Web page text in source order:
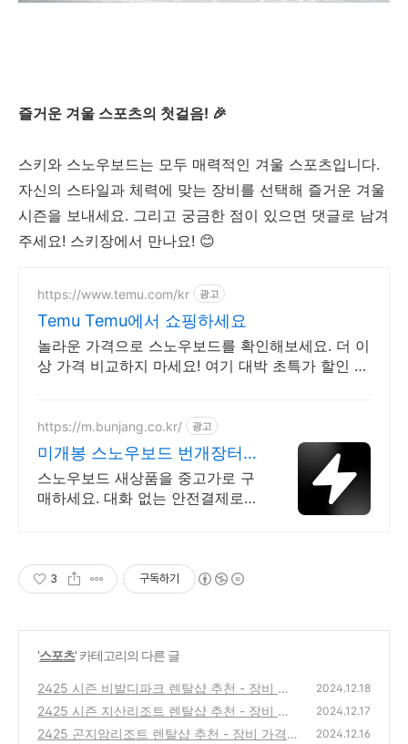
즐거운 겨울 스포츠의 첫걸음! 🎉
스키와 스노우보드는 모두 매력적인 겨울 스포츠입니다.
자신의 스타일과 체력에 맞는 장비를 선택해 즐거운 겨울
시즌을 보내세요. 그리고 궁금한 점이 있으면 댓글로 남겨
주세요! 스키장에서 만나요! 😊
https://www.temu.com/kr 광고
Temu Temu에서 쇼핑하세요
놀라운 가격으로 스노우보드를 확인해보세요. 더 이
상 가격 비교하지 마세요! 여기 대박 초특가 할인 상
https://m.bunjang.co.kr/ 광고
미개봉 스노우보드 번개장터
국내 최대 브랜드 중고거래
스노우보드 새상품을 중고가로 구
매하세요. 대화 없는 안전결제로
3 구독하기
'스포츠' 카테고리의 다른 글
2425 시즌 비발디파크 렌탈샵 추천 - 장비 가
격, 리프트권, 강습 비용 총정리
(0)
2024.12.18
2425 시즌 지산리조트 렌탈샵 추천 - 장비 가
격, 리프트권, 강습 비용 총정리
2024.12.17
2425 곤지암리조트 렌탈샵 추천 - 장비 가격
2024.12.16